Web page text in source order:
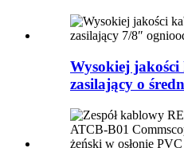
Wysokiej
zasilający o